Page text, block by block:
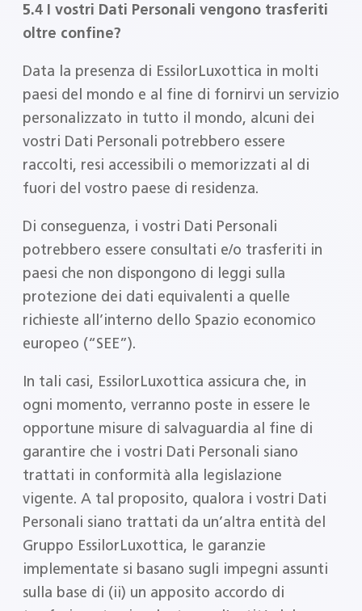
5.4 I vostri Dati Personali vengono trasferiti
oltre confine?
Data la presenza di EssilorLuxottica in molti
paesi del mondo e al fine di fornirvi un servizio
personalizzato in tutto il mondo, alcuni dei
vostri Dati Personali potrebbero essere
raccolti, resi accessibili o memorizzati al di
fuori del vostro paese di residenza.
Di conseguenza, i vostri Dati Personali
potrebbero essere consultati e/o trasferiti in
paesi che non dispongono di leggi sulla
protezione dei dati equivalenti a quelle
richieste all’interno dello Spazio economico
europeo (“SEE”).
In tali casi, EssilorLuxottica assicura che, in
ogni momento, verranno poste in essere le
opportune misure di salvaguardia al fine di
garantire che i vostri Dati Personali siano
trattati in conformità alla legislazione
vigente. A tal proposito, qualora i vostri Dati
Personali siano trattati da un’altra entità del
Gruppo EssilorLuxottica, le garanzie
implementate si basano sugli impegni assunti
sulla base di (ii) un apposito accordo di